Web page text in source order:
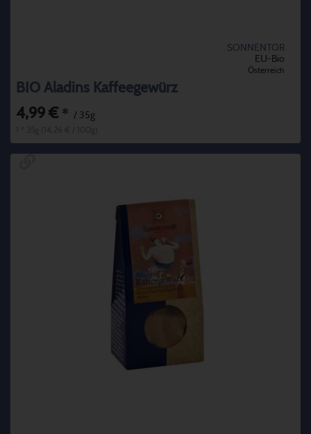
SONNENTOR
EU-Bio
Österreich
BIO Aladins Kaffeegewürz
4,99 € * / 35g